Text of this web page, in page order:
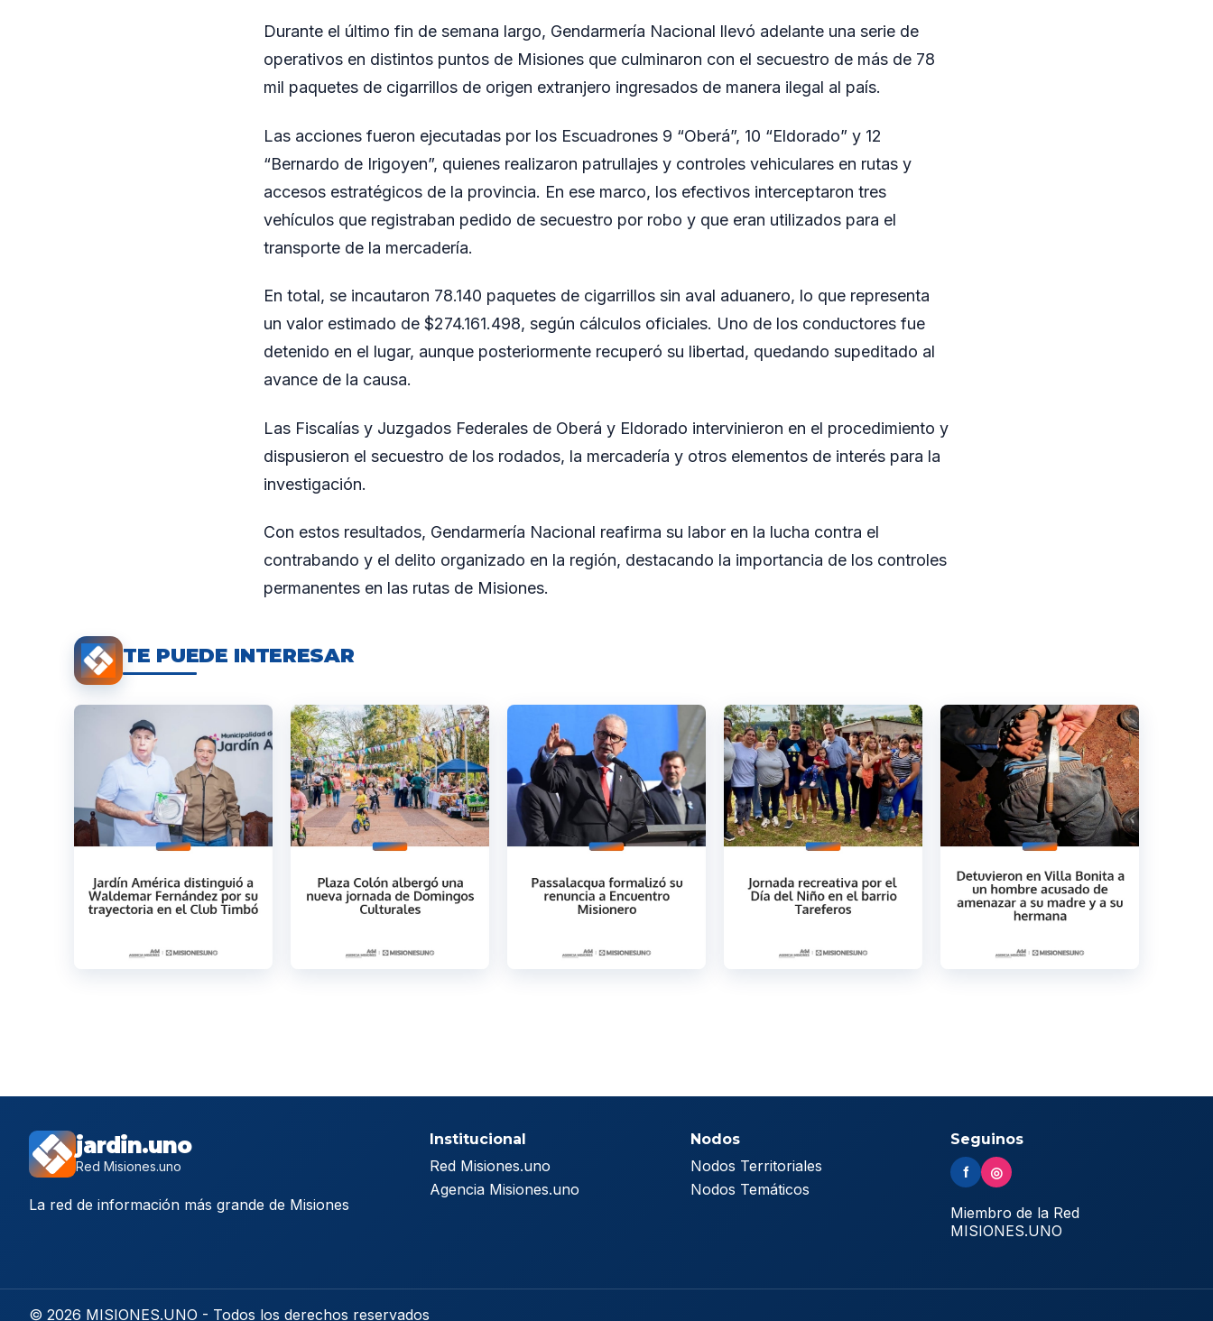
Durante el último fin de semana largo, Gendarmería Nacional llevó adelante una serie de
operativos en distintos puntos de Misiones que culminaron con el secuestro de más de 78
mil paquetes de cigarrillos de origen extranjero ingresados de manera ilegal al país.
Las acciones fueron ejecutadas por los Escuadrones 9 “Oberá”, 10 “Eldorado” y 12
“Bernardo de Irigoyen”, quienes realizaron patrullajes y controles vehiculares en rutas y
accesos estratégicos de la provincia. En ese marco, los efectivos interceptaron tres
vehículos que registraban pedido de secuestro por robo y que eran utilizados para el
transporte de la mercadería.
En total, se incautaron 78.140 paquetes de cigarrillos sin aval aduanero, lo que representa
un valor estimado de $274.161.498, según cálculos oficiales. Uno de los conductores fue
detenido en el lugar, aunque posteriormente recuperó su libertad, quedando supeditado al
avance de la causa.
Las Fiscalías y Juzgados Federales de Oberá y Eldorado intervinieron en el procedimiento y
dispusieron el secuestro de los rodados, la mercadería y otros elementos de interés para la
investigación.
Con estos resultados, Gendarmería Nacional reafirma su labor en la lucha contra el
contrabando y el delito organizado en la región, destacando la importancia de los controles
permanentes en las rutas de Misiones.
TE PUEDE INTERESAR
jardin.uno
Red Misiones.uno
La red de información más grande de Misiones
Institucional
Red Misiones.uno
Agencia Misiones.uno
Nodos
Nodos Territoriales
Nodos Temáticos
Seguinos
f ◎
Miembro de la Red
MISIONES.UNO
© 2026 MISIONES.UNO - Todos los derechos reservados